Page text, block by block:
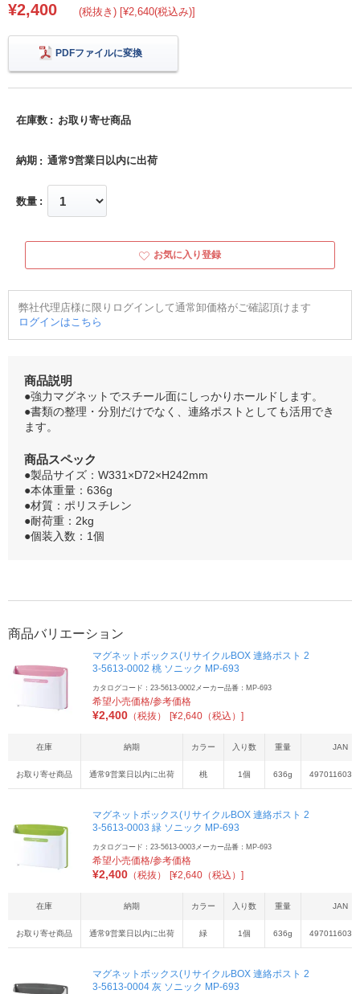
¥2,400 (税抜き) [¥2,640(税込み)]
PDFファイルに変換
在庫数 お取り寄せ商品
納期 通常9営業日以内に出荷
数量
お気に入り登録
弊社代理店様に限りログインして通常卸価格がご確認頂けます
ログインはこちら
商品説明
●強力マグネットでスチール面にしっかりホールドします。
●書類の整理・分別だけでなく、連絡ポストとしても活用でき
ます。
商品スペック
●製品サイズ：W331×D72×H242mm
●本体重量：636g
●材質：ポリスチレン
●耐荷重：2kg
●個装入数：1個
商品バリエーション
マグネットボックス(リサイクルBOX 連絡ポスト 2
3-5613-0002 桃 ソニック MP-693
カタログコード：23-5613-0002メーカー品番：MP-693
希望小売価格/参考価格
¥2,400 （税抜） [¥2,640（税込）]
在庫 納期 カラー 入り数 重量 JAN
お取り寄せ商品 通常9営業日以内に出荷 桃 1個 636g
マグネットボックス(リサイクルBOX 連絡ポスト 2
3-5613-0003 緑 ソニック MP-693
カタログコード：23-5613-0003メーカー品番：MP-693
希望小売価格/参考価格
¥2,400 （税抜） [¥2,640（税込）]
在庫 納期 カラー 入り数 重量 JAN
お取り寄せ商品 通常9営業日以内に出荷 緑 1個 636g
マグネットボックス(リサイクルBOX 連絡ポスト 2
3-5613-0004 灰 ソニック MP-693